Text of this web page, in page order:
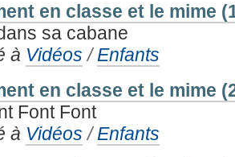
en classe et le mime
sa cabane
à Vidéos /Enfants
en classe et le mime
Font Font
à Vidéos /Enfants